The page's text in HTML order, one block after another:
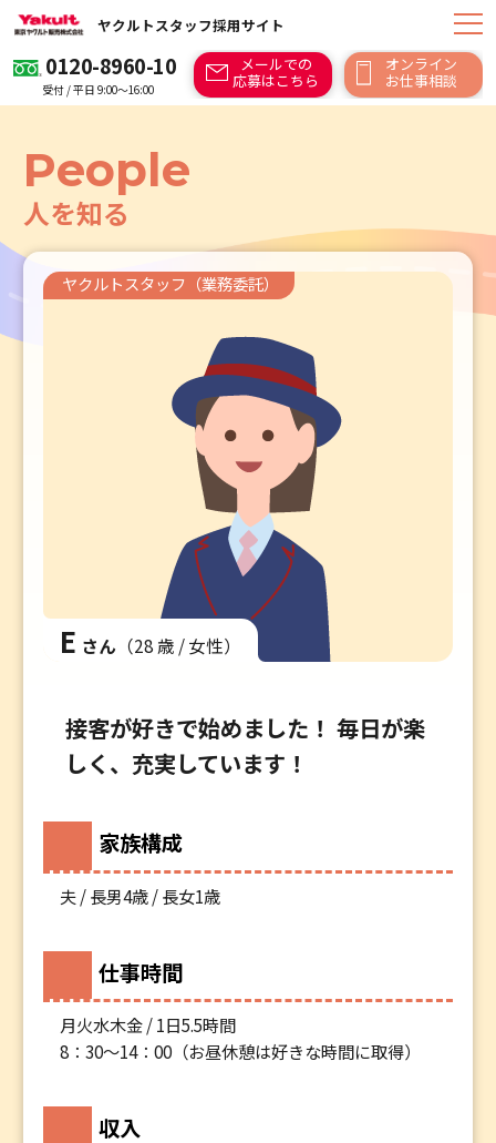
ヤクルトスタッフ採用サイト
0120-8960-10
受付 / 平日 9:00～16:00
メールでの
応募はこちら
オンライン
お仕事相談
People
人を知る
ヤクルトスタッフ（業務委託）
E さん （28 歳 / 女性）
接客が好きで始めました！ 毎日が楽
しく、充実しています！
家族構成
夫 / 長男4歳 / 長女1歳
仕事時間
月火水木金 / 1日5.5時間
8：30～14：00（お昼休憩は好きな時間に取得）
収入